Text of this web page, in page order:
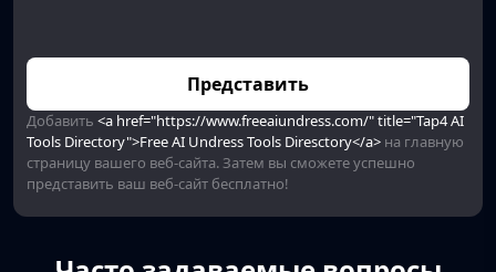
Представить
Добавить <a href="https://www.freeaiundress.com/" title="Tap4 AI
Tools Directory">Free AI Undress Tools Diresctory</a> на главную
страницу вашего веб-сайта. Затем вы сможете успешно
представить ваш веб-сайт бесплатно!